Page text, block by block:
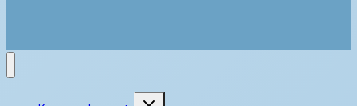
Skift